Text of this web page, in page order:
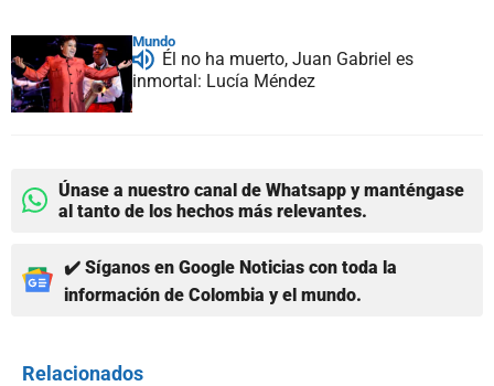
Mundo
Él no ha muerto, Juan Gabriel es
inmortal: Lucía Méndez
Únase a nuestro canal de Whatsapp y manténgase
al tanto de los hechos más relevantes.
✔️ Síganos en Google Noticias con toda la
información de Colombia y el mundo.
Relacionados